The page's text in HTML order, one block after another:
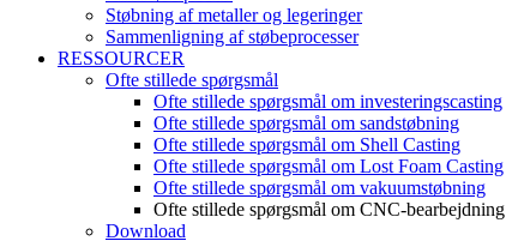
Støbning af metaller og legeringer
Sammenligning af støbeprocesser
RESSOURCER
Ofte stillede spørgsmål
Ofte stillede spørgsmål om investeringscasting
Ofte stillede spørgsmål om sandstøbning
Ofte stillede spørgsmål om Shell Casting
Ofte stillede spørgsmål om Lost Foam Casting
Ofte stillede spørgsmål om vakuumstøbning
Ofte stillede spørgsmål om CNC-bearbejdning
Download